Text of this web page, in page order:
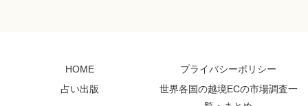
HOME
プライバシーポリシー
占い出版
世界各国の越境ECの市場調査一